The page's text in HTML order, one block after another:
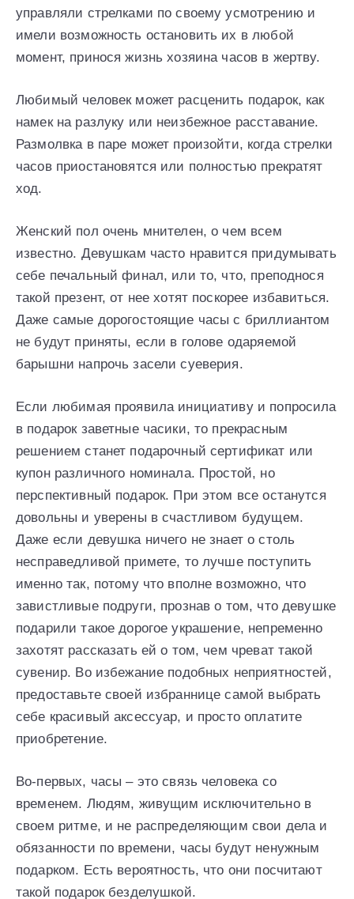
управляли стрелками по своему усмотрению и
имели возможность остановить их в любой
момент, принося жизнь хозяина часов в жертву.
Любимый человек может расценить подарок, как
намек на разлуку или неизбежное расставание.
Размолвка в паре может произойти, когда стрелки
часов приостановятся или полностью прекратят
ход.
Женский пол очень мнителен, о чем всем
известно. Девушкам часто нравится придумывать
себе печальный финал, или то, что, преподнося
такой презент, от нее хотят поскорее избавиться.
Даже самые дорогостоящие часы с бриллиантом
не будут приняты, если в голове одаряемой
барышни напрочь засели суеверия.
Если любимая проявила инициативу и попросила
в подарок заветные часики, то прекрасным
решением станет подарочный сертификат или
купон различного номинала. Простой, но
перспективный подарок. При этом все останутся
довольны и уверены в счастливом будущем.
Даже если девушка ничего не знает о столь
несправедливой примете, то лучше поступить
именно так, потому что вполне возможно, что
завистливые подруги, прознав о том, что девушке
подарили такое дорогое украшение, непременно
захотят рассказать ей о том, чем чреват такой
сувенир. Во избежание подобных неприятностей,
предоставьте своей избраннице самой выбрать
себе красивый аксессуар, и просто оплатите
приобретение.
Во-первых, часы – это связь человека со
временем. Людям, живущим исключительно в
своем ритме, и не распределяющим свои дела и
обязанности по времени, часы будут ненужным
подарком. Есть вероятность, что они посчитают
такой подарок безделушкой.